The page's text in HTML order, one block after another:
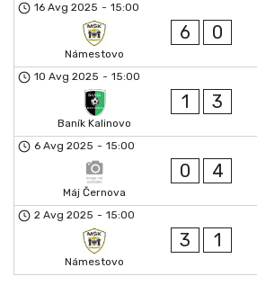
16 Avg 2025 - 15:00
Námestovo
6 0
10 Avg 2025 - 15:00
Baník Kalinovo
1 3
6 Avg 2025 - 15:00
Máj Černova
0 4
2 Avg 2025 - 15:00
Námestovo
3 1